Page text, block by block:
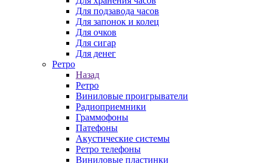
Для подзавода часов
Для запонок и колец
Для очков
Для сигар
Для денег
Ретро
Назад
Ретро
Виниловые проигрыватели
Радиоприемники
Граммофоны
Патефоны
Акустические системы
Ретро телефоны
Виниловые пластинки